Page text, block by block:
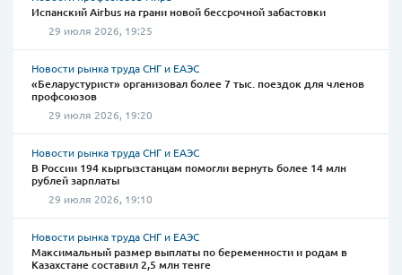
Испанский Airbus на грани новой бессрочной забастовки
29 июля 2026, 19:25
Новости рынка труда СНГ и ЕАЭС
«Беларустурист» организовал более 7 тыс. поездок для членов
профсоюзов
29 июля 2026, 19:20
Новости рынка труда СНГ и ЕАЭС
В России 194 кыргызстанцам помогли вернуть более 14 млн
рублей зарплаты
29 июля 2026, 19:10
Новости рынка труда СНГ и ЕАЭС
Максимальный размер выплаты по беременности и родам в
Казахстане составил 2,5 млн тенге